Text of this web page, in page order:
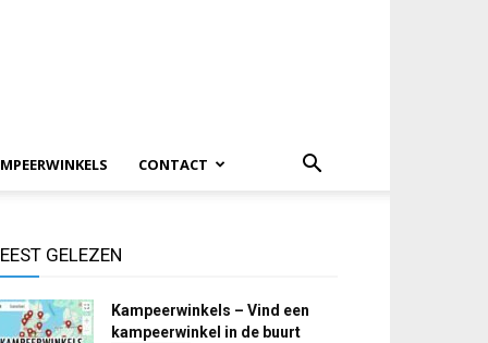
CONTACT
GELEZEN
Kampeerwinkels – Vind een
kampeerwinkel in de buurt